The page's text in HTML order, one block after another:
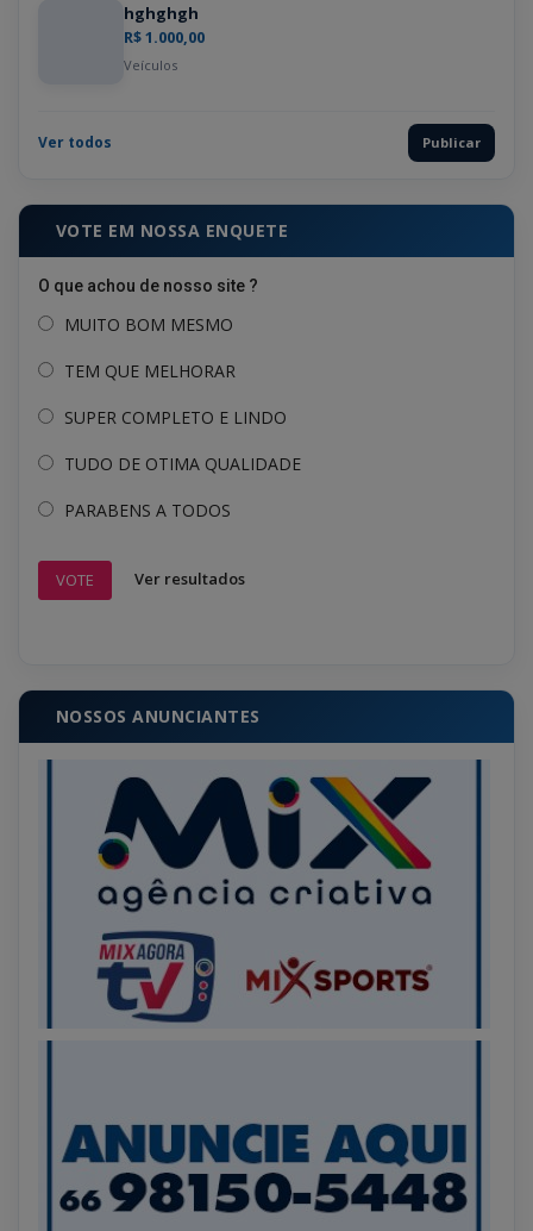
hghghgh
R$ 1.000,00
Veículos
Ver todos Publicar
VOTE EM NOSSA ENQUETE
O que achou de nosso site ?
MUITO BOM MESMO
TEM QUE MELHORAR
SUPER COMPLETO E LINDO
TUDO DE OTIMA QUALIDADE
PARABENS A TODOS
VOTE Ver resultados
NOSSOS ANUNCIANTES